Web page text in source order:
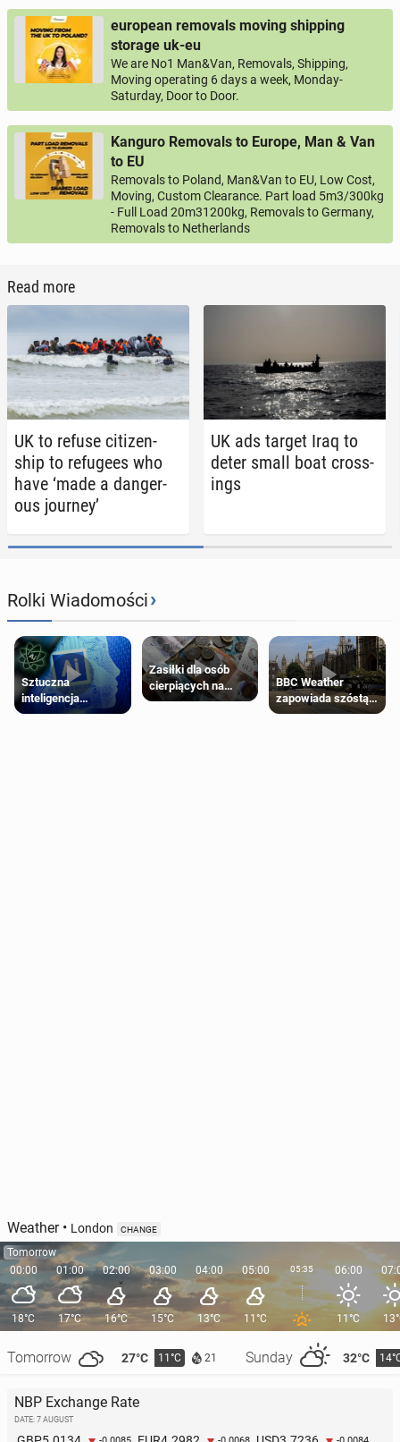
european removals moving shipping
storage uk-eu
We are No1 Man&Van, Removals, Shipping,
Moving operating 6 days a week, Monday-
Saturday, Door to Door.
Kanguro Removals to Europe, Man & Van
to EU
Removals to Poland, Man&Van to EU, Low Cost,
Moving, Custom Clearance. Part load 5m3/300kg
- Full Load 20m31200kg, Removals to Germany,
Removals to Netherlands
Read more
UK to refuse cit­i­zen­
ship to refugees who
have ‘made a dan­ger­
ous journey’
UK ads target Iraq to
deter small boat cross­
ings
Rolki Wiadomości›
Sztuczna
inteligencja
próbowała oszukać
Zasiłki dla osób
cierpiących na
schorzenia
BBC Weather
zapowiada szóstą
falę upałów w
Weather• London CHANGE
Tomorrow
00:00
18°C
Tomorrow 27°C 11°C 21 Sunday 32°C
01:00
17°C
02:00
16°C
03:00
15°C
04:00
13°C
05:00
11°C
05:35 06:00
11°C
NBP Exchange Rate
DATE: 7 AUGUST